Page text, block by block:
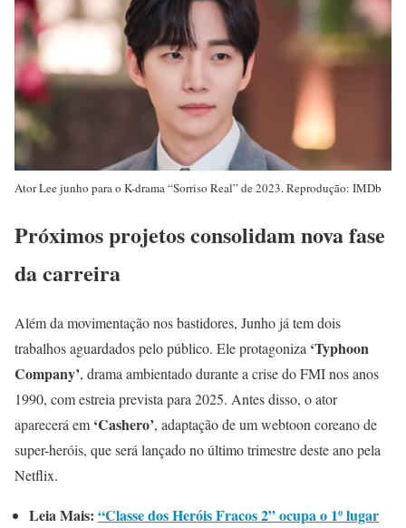
Ator Lee junho para o K-drama “Sorriso Real” de 2023. Reprodução: IMDb
Próximos projetos consolidam nova fase
da carreira
Além da movimentação nos bastidores, Junho já tem dois
trabalhos aguardados pelo público. Ele protagoniza ‘Typhoon
Company’, drama ambientado durante a crise do FMI nos anos
1990, com estreia prevista para 2025. Antes disso, o ator
aparecerá em ‘Cashero’, adaptação de um webtoon coreano de
super-heróis, que será lançado no último trimestre deste ano pela
Netflix.
Leia Mais: “Classe dos Heróis Fracos 2” ocupa o 1º lugar